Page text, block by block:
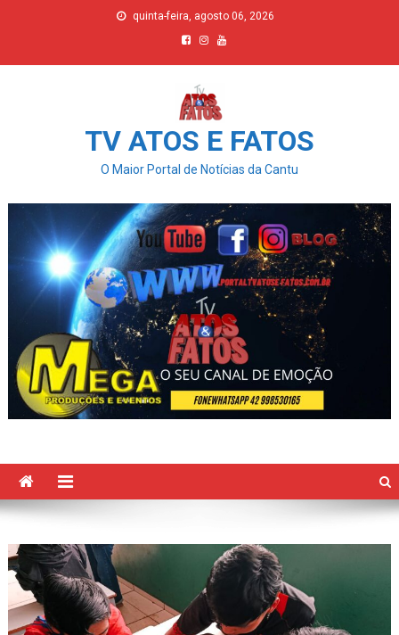
quinta-feira, agosto 06, 2026
TV ATOS E FATOS
O Maior Portal de Notícias da Cantu